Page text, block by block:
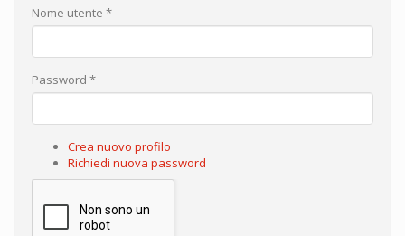
Nome utente *
Password *
Crea nuovo profilo
Richiedi nuova password